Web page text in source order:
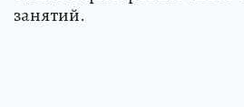
занятий.